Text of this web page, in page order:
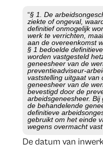
“§ 1. De
ziekte of ongeval,
definitief onmogelijk
werk te verrichten,
aan de overeenkomst
§ 1 bedoelde
worden vastgesteld
geneesheer van de
preventieadviseur-
vaststelling uitgaat van
geneesheer van de
bevestigd door de
arbeidsgeneesheer.
de behandelende
definitieve
gebruikt om het einde
wegens overmacht
De datum van